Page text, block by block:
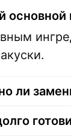
основной
ли